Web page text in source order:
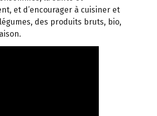
et d’encourager à cuisiner et
des produits bruts, bio,